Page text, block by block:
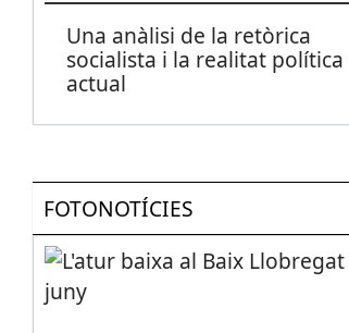
Una anàlisi de la retòrica
socialista i la realitat política
actual
FOTONOTÍCIES